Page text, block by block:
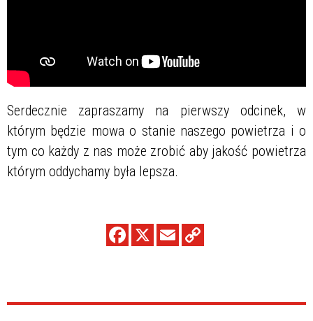
Serdecznie zapraszamy na pierwszy odcinek, w
którym będzie mowa o stanie naszego powietrza i o
tym co każdy z nas może zrobić aby jakość powietrza
którym oddychamy była lepsza.